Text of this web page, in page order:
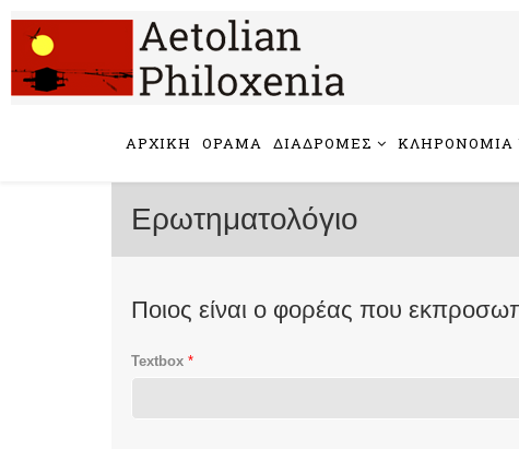
ΑΡΧΙΚΗ ΟΡΑΜΑ ΔΙΑΔΡΟΜΕΣ ΚΛΗΡΟΝΟΜΙΑ
Ερωτηματολόγιο
Ποιος είναι ο φορέας που
Textbox *